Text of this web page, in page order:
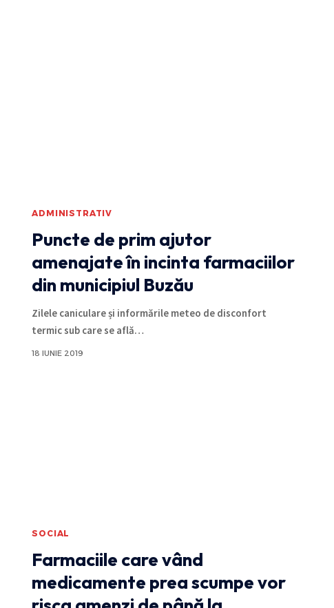
ADMINISTRATIV
Puncte de prim ajutor
amenajate în incinta farmaciilor
din municipiul Buzău
Zilele caniculare și informările meteo de disconfort
termic sub care se află…
18 IUNIE 2019
SOCIAL
Farmaciile care vând
medicamente prea scumpe vor